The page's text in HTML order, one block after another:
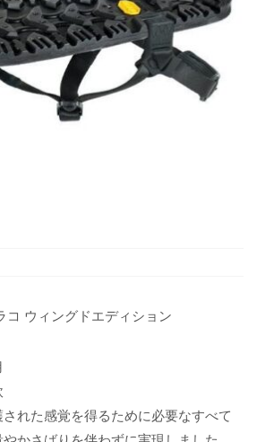
コ ウィングドエディション
れた感覚を得るために必要なすべて